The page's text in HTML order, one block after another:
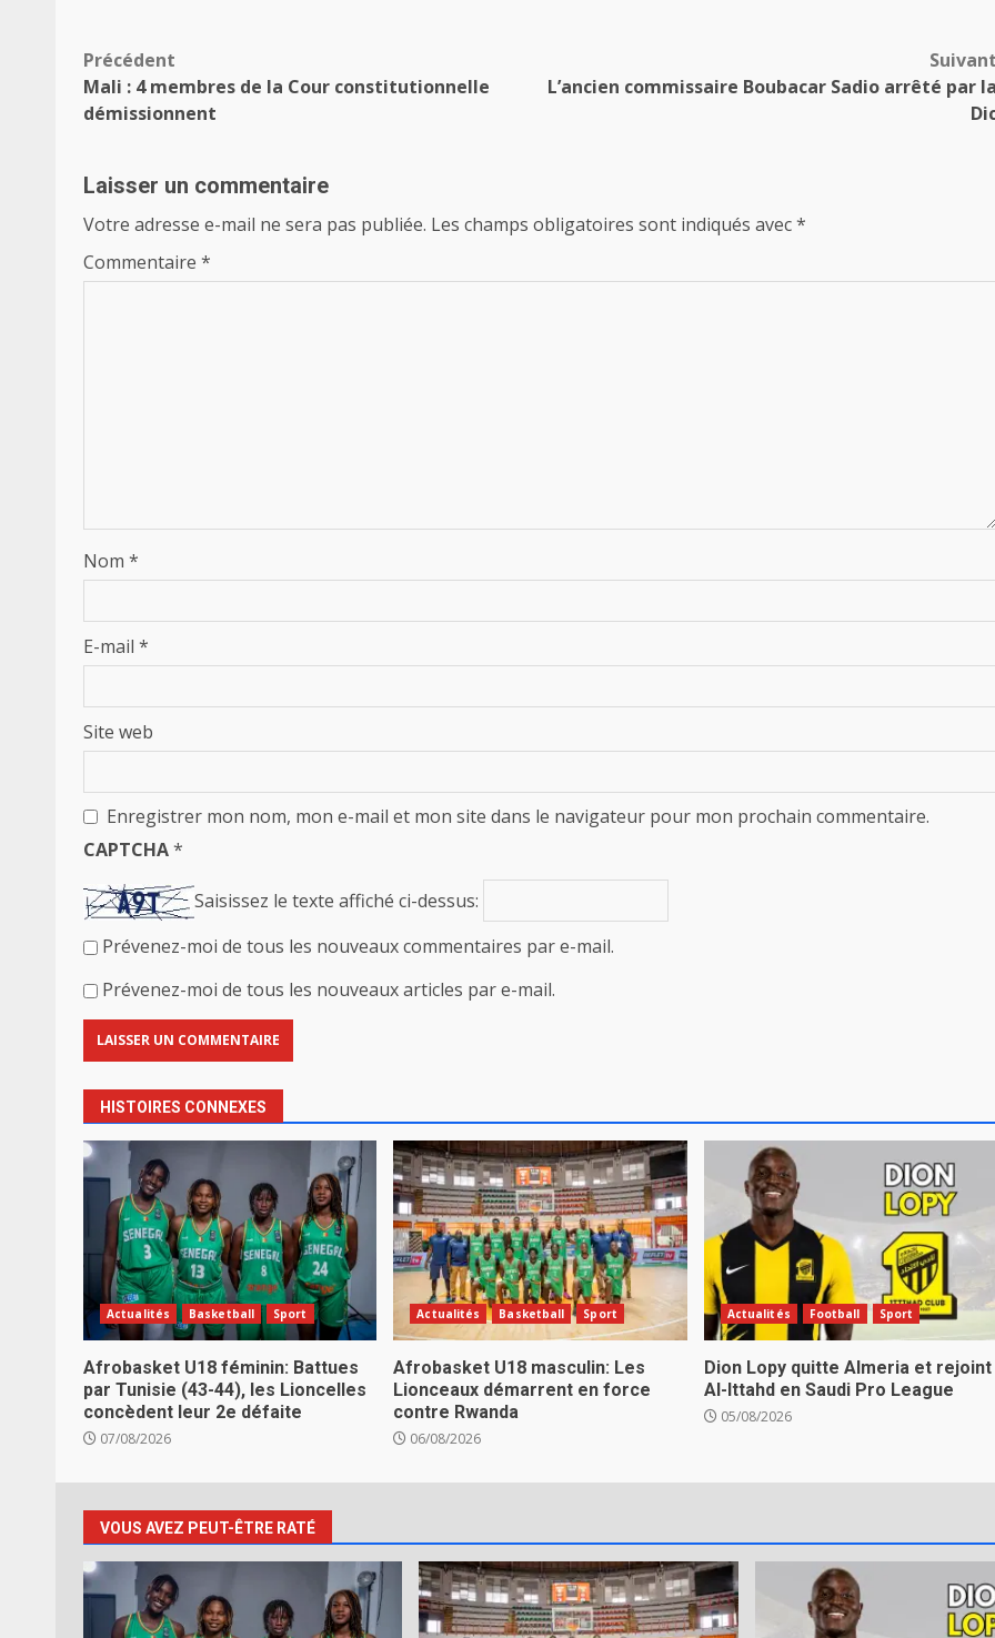
Navigation
d’article
Précédent
Mali : 4 membres de la Cour constitutionnelle
démissionnent
Suivant
L’ancien commissaire Boubacar Sadio arrêté par la
Laisser un commentaire
Votre adresse e-mail ne sera pas publiée. Les champs obligatoires sont indiqués avec*
Commentaire *
Nom *
E-mail *
Site web
Enregistrer mon nom, mon e-mail et mon site dans le navigateur pour mon prochain commentaire.
CAPTCHA*
Saisissez le texte affiché ci-dessus:
Prévenez-moi de tous les nouveaux commentaires par e-mail.
Prévenez-moi de tous les nouveaux articles par e-mail.
HISTOIRES CONNEXES
Actualités Basketball Sport
Afrobasket U18 féminin: Battues
par Tunisie (43-44), les Lioncelles
concèdent leur 2e défaite
07/08/2026
Actualités Basketball Sport
Afrobasket U18 masculin: Les
Lionceaux démarrent en force
contre Rwanda
06/08/2026
Actualités Football Sport
Dion Lopy quitte Almeria et rejoint
Al-Ittahd en Saudi Pro League
05/08/2026
VOUS AVEZ PEUT-ÊTRE RATÉ